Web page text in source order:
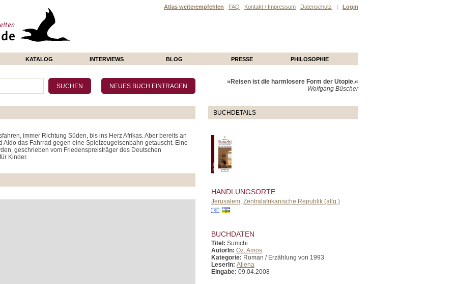
Atlas weiterempfehlen FAQ Kontakt / Impressum Datenschutz | Login
KATALOG INTERVIEWS BLOG PRESSE PHILOSOPHIE
immer Richtung Süden, bis ins Herz Afrikas. Aber bereits an
Aldo das Fahrrad gegen eine Spielzeugeisenbahn getauscht. Eine
geschrieben vom Friedenspreisträger des Deutschen
Kinder.
»Reisen ist die harmlosere Form der Utopie.«
Wolfgang Büscher
BUCHDETAILS
HANDLUNGSORTE
Jerusalem Zentralafrikanische Republik (allg.)
BUCHDATEN
Titel: Sumchi
AutorIn: Oz, Amos
Kategorie: Roman / Erzählung von 1993
LeserIn: Aliena
Eingabe: 09.04.2008